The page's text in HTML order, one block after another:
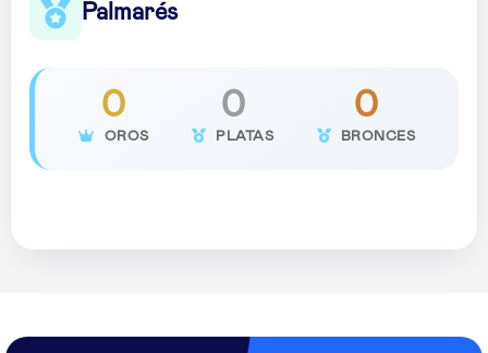
Palmarés
0
OROS
0
PLATAS
0
BRONCES